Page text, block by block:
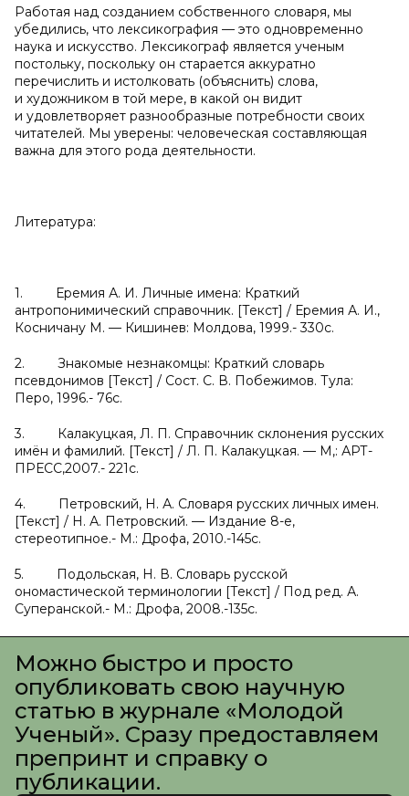
Работая над созданием собственного словаря, мы
убедились, что лексикография — это одновременно
наука и искусство. Лексикограф является ученым
постольку, поскольку он старается аккуратно
перечислить и истолковать (объяснить) слова,
и художником в той мере, в какой он видит
и удовлетворяет разнообразные потребности своих
читателей. Мы уверены: человеческая составляющая
важна для этого рода деятельности.
Литература:
1. Еремия А. И. Личные имена: Краткий
антропонимический справочник. [Текст] / Еремия А. И.,
Косничану М. — Кишинев: Молдова, 1999.- 330с.
2. Знакомые незнакомцы: Краткий словарь
псевдонимов [Текст] / Сост. С. В. Побежимов. Тула:
Перо, 1996.- 76с.
3. Калакуцкая, Л. П. Справочник склонения русских
имён и фамилий. [Текст] / Л. П. Калакуцкая. — М,: АРТ-
ПРЕСС,2007.- 221с.
4. Петровский, Н. А. Словаря русских личных имен.
[Текст] / Н. А. Петровский. — Издание 8-е,
стереотипное.- М.: Дрофа, 2010.-145с.
5. Подольская, Н. В. Словарь русской
ономастической терминологии [Текст] / Под ред. А.
Суперанской.- М.: Дрофа, 2008.-135с.
Можно быстро и просто
опубликовать свою научную
статью в журнале «Молодой
Ученый». Сразу предоставляем
препринт и справку о
публикации.